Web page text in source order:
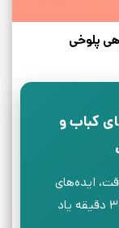
پلوخی
کباب و
ایده‌های
اصلی کتاب‌های مهم دنیا را در کمتر از ۳۰ دقیقه یاد